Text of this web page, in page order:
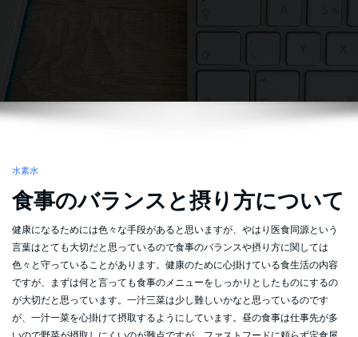
水素水
食事のバランスと摂り方について
健康になるためには色々な手段があると思いますが、やはり医食同源という
言葉はとても大切だと思っているので食事のバランスや摂り方に関しては
色々と守っていることがあります。健康のために心掛けている食生活の内容
ですが、まずは何と言っても食事のメニューをしっかりとしたものにするの
が大切だと思っています。一汁三菜は少し難しいかなと思っているのです
が、一汁一菜を心掛けて摂取するようにしています。昼の食事は仕事先が多